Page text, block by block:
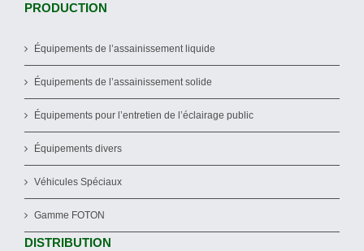
PRODUCTION
Équipements de l’assainissement liquide
Équipements de l’assainissement solide
Équipements pour l’entretien de l’éclairage public
Équipements divers
Véhicules Spéciaux
Gamme FOTON
DISTRIBUTION